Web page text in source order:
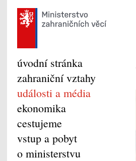
úvodní stránka
zahraniční vztahy
události a média
ekonomika
cestujeme
vstup a pobyt
o ministerstvu